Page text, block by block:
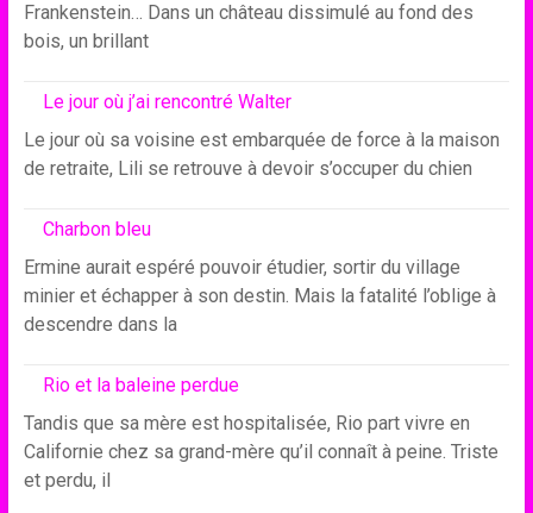
Frankenstein… Dans un château dissimulé au fond des
bois, un brillant
Le jour où j’ai rencontré Walter
Le jour où sa voisine est embarquée de force à la maison
de retraite, Lili se retrouve à devoir s’occuper du chien
Charbon bleu
Ermine aurait espéré pouvoir étudier, sortir du village
minier et échapper à son destin. Mais la fatalité l’oblige à
descendre dans la
Rio et la baleine perdue
Tandis que sa mère est hospitalisée, Rio part vivre en
Californie chez sa grand-mère qu’il connaît à peine. Triste
et perdu, il